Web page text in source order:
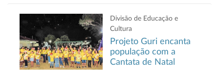
Divisão de Educação e
Cultura
Projeto Guri encanta
população com a
Cantata de Natal